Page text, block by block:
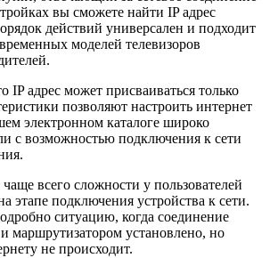
вы сможете найти IP адрес
действий универсален и подходит
моделей телевизоров
IP адрес может присваиваться только
позволяют настроить интернет
электронном каталоге широко
с возможностью подключения к сети
всего сложности у пользователей
этапе подключения устройства к сети.
ситуацию, когда соединение
маршрутизатором установлено, но
не происходит.